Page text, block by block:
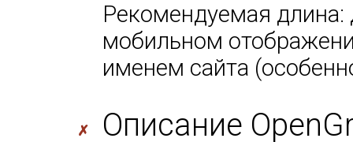
Рекомендуемая длина:
мобильном
именем сайта
✗ Описание